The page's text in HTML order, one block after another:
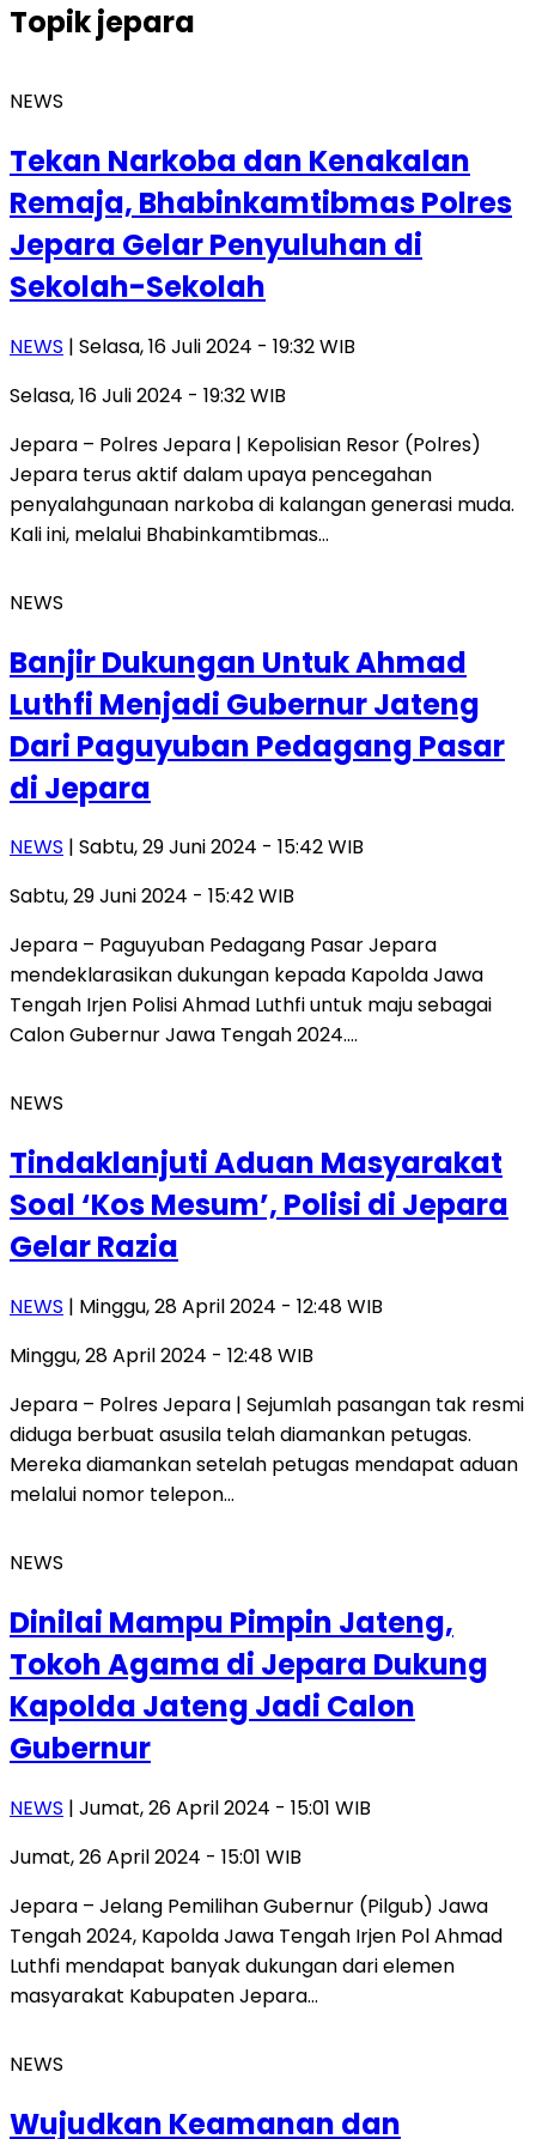
Topikjepara
NEWS
Tekan Narkoba dan Kenakalan
Remaja, Bhabinkamtibmas Polres
Jepara Gelar Penyuluhan di
Sekolah-Sekolah
NEWS | Selasa, 16 Juli 2024 - 19:32 WIB
Selasa, 16 Juli 2024 - 19:32 WIB
Jepara – Polres Jepara | Kepolisian Resor (Polres)
Jepara terus aktif dalam upaya pencegahan
penyalahgunaan narkoba di kalangan generasi muda.
Kali ini, melalui Bhabinkamtibmas…
NEWS
Banjir Dukungan Untuk Ahmad
Luthfi Menjadi Gubernur Jateng
Dari Paguyuban Pedagang Pasar
di Jepara
NEWS | Sabtu, 29 Juni 2024 - 15:42 WIB
Sabtu, 29 Juni 2024 - 15:42 WIB
Jepara – Paguyuban Pedagang Pasar Jepara
mendeklarasikan dukungan kepada Kapolda Jawa
Tengah Irjen Polisi Ahmad Luthfi untuk maju sebagai
Calon Gubernur Jawa Tengah 2024….
NEWS
Tindaklanjuti Aduan Masyarakat
Soal ‘Kos Mesum’, Polisi di Jepara
Gelar Razia
NEWS | Minggu, 28 April 2024 - 12:48 WIB
Minggu, 28 April 2024 - 12:48 WIB
Jepara – Polres Jepara | Sejumlah pasangan tak resmi
diduga berbuat asusila telah diamankan petugas.
Mereka diamankan setelah petugas mendapat aduan
melalui nomor telepon…
NEWS
Dinilai Mampu Pimpin Jateng,
Tokoh Agama di Jepara Dukung
Kapolda Jateng Jadi Calon
Gubernur
NEWS | Jumat, 26 April 2024 - 15:01 WIB
Jumat, 26 April 2024 - 15:01 WIB
Jepara – Jelang Pemilihan Gubernur (Pilgub) Jawa
Tengah 2024, Kapolda Jawa Tengah Irjen Pol Ahmad
Luthfi mendapat banyak dukungan dari elemen
masyarakat Kabupaten Jepara…
NEWS
Wujudkan Keamanan dan